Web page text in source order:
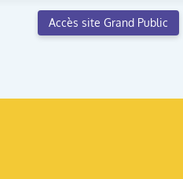
Accès site Grand Public